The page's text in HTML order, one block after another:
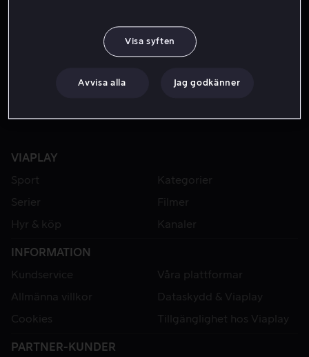
VIAPLAY
Sport
Kategorier
Serier
Filmer
Hyr & köp
Kanaler
INFORMATION
Kundservice
Våra plattformar
Allmänna villkor
Dataskydd & Viaplay
Cookies
Tillgänglighet hos Viaplay
PARTNER-KUNDER
Visa syften
Avvisa alla Jag godkänner